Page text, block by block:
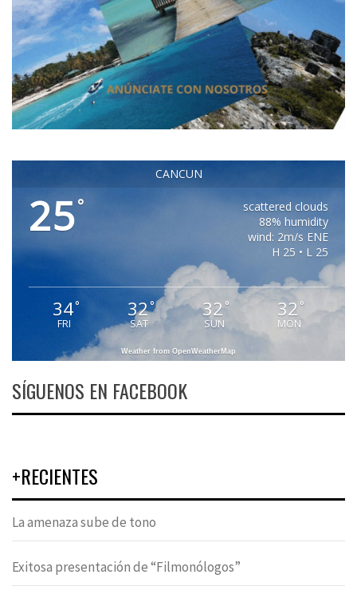
CANCUN
25°
scattered clouds
88% humidity
wind: 2m/s ENE
H 25 • L 25
34°
FRI
32°
SAT
32 °
SUN
32 °
MON
Weather from OpenWeatherMap
SÍGUENOS EN FACEBOOK
+RECIENTES
La amenaza sube de tono
Exitosa presentación de “Filmonólogos”